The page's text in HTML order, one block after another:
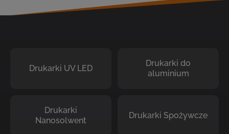
Drukarki UV LED
Drukarki do
aluminium
Drukarki
Nanosolwent
Drukarki Spożywcze